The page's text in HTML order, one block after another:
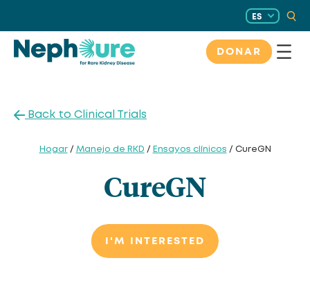
contenido
ES
DONAR
Back to Clinical Trials
Hogar/ Manejo de RKD / Ensayos clínicos / CureGN
CureGN
I'M INTERESTED